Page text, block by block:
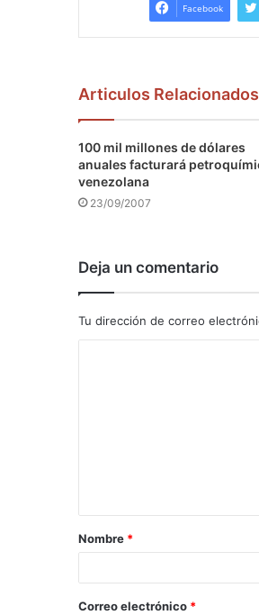
Facebook
Articulos Relacionados
100 mil millones de dólares
anuales facturará
venezolana
23/09/2007
Deja un comentario
Tu dirección de correo
a
r
Nombre *
Correo electrónico *